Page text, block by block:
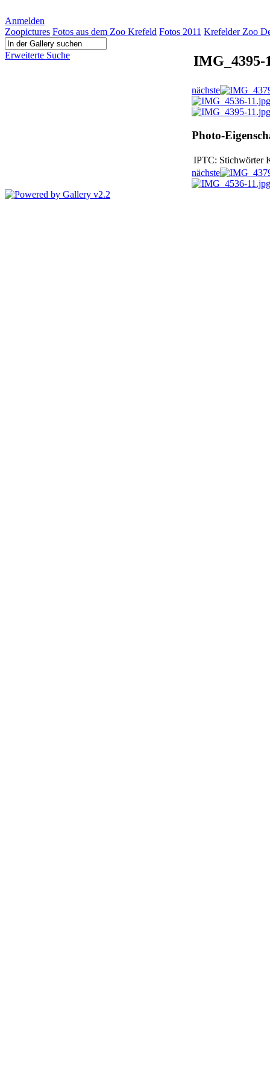
Anmelden
Zoopictures Fotos aus dem Zoo Krefeld Fotos 2011 Krefelder Zoo
Erweiterte Suche IMG_4395-
nächste
Photo-
IPTC: Stichwörter
nächste